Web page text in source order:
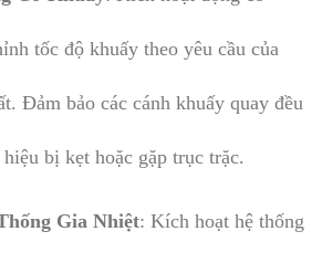
tốc độ khuấy theo yêu cầu của
Đảm bảo các cánh khuấy quay đều
bị kẹt hoặc gặp trục trặc.
Gia Nhiệt: Kích hoạt hệ thống